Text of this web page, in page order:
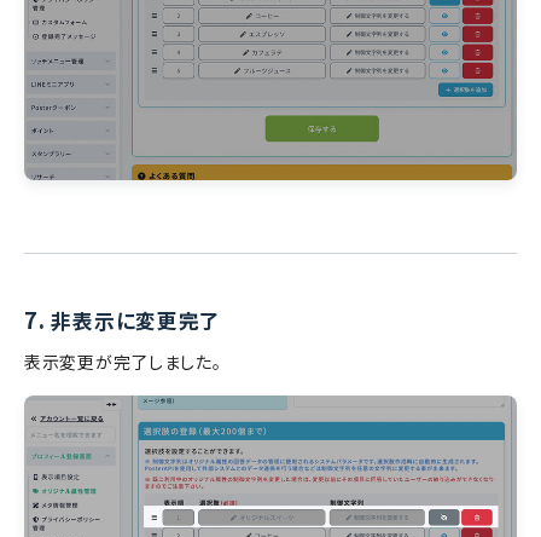
7. 非表示に変更完了
表示変更が完了しました。